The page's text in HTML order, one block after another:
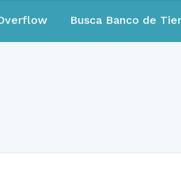
Busca Banco de